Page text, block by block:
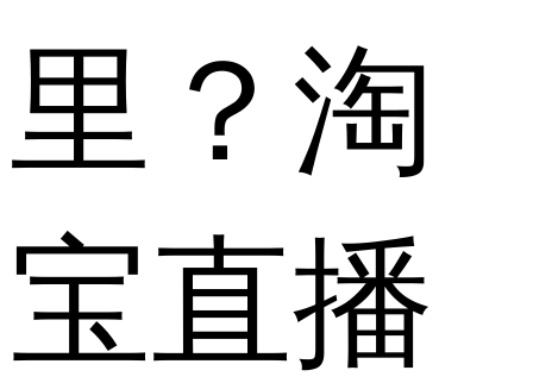
里？淘
宝直播